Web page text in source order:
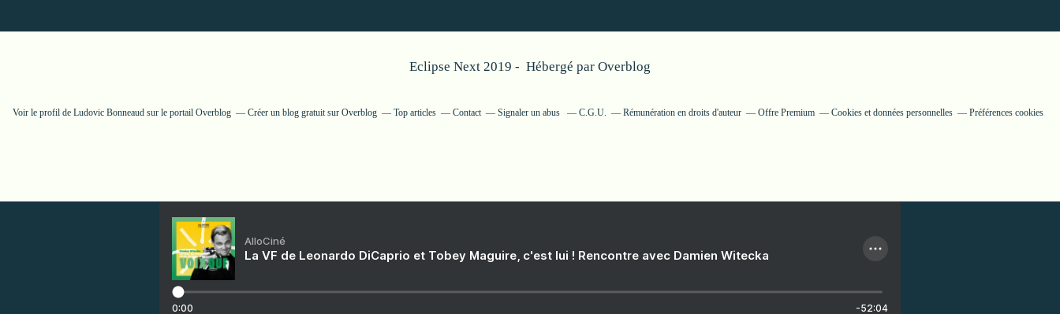
Eclipse Next 2019 - Hébergé par Overblog
Voir le profil de Ludovic Bonneaudsur le portail Overblog Créer un blog gratuit sur Overblog Top articles Contact Signaler un abus C.G.U. Rémunération en droits d'auteur Offre Premium Cookies et données personnelles Préférences cookies
AlloCiné
La VF de Leonardo DiCaprio et Tobey Maguire, c'est lui ! Rencontre avec Damien Witecka
0:00 -52:04